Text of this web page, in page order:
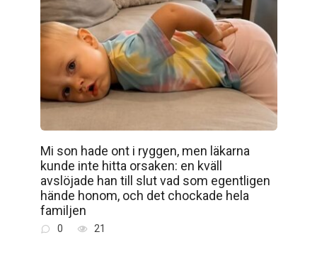
Mi son hade ont i ryggen, men läkarna
kunde inte hitta orsaken: en kväll
avslöjade han till slut vad som egentligen
hände honom, och det chockade hela
familjen
0 21